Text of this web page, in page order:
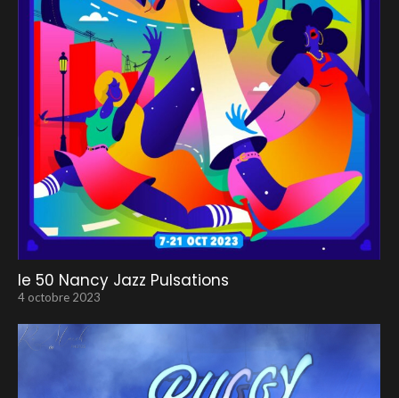
le 50 Nancy Jazz Pulsations
4 octobre 2023